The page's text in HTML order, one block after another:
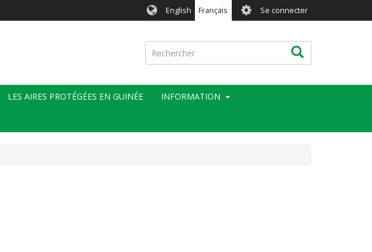
English Français User
account
menu
Se connecter
Rechercher Rechercher
LES AIRES PROTÉGÉES EN GUINÉE INFORMATION